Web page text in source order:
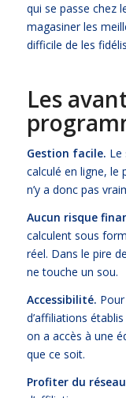
qui se passe chez
magasiner les
difficile de les
Les
Gestion facile. Le
calculé en ligne,
n’y a donc pas
Aucun risque
calculent sous
réel. Dans le pire
ne touche un sou.
Accessibilité.
d’affiliations
on a accès à une
que ce soit.
Profiter du